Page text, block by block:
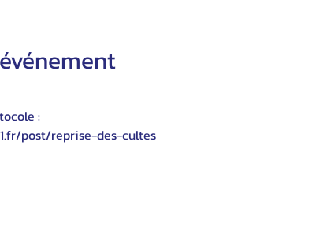
:
post/reprise-des-cultes